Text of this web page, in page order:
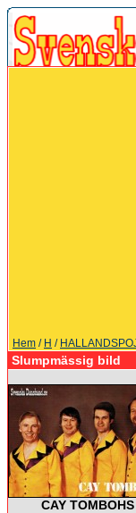
Hem / H /
Slumpmässig bild
CAY TOMBOHS